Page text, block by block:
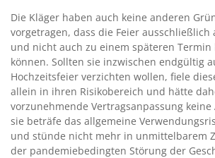
Die Kläger haben auch keine anderen
vorgetragen, dass die Feier ausschließlich
und nicht auch zu einem späteren
können. Sollten sie inzwischen endgültig
Hochzeitsfeier verzichten wollen, fiele
allein in ihren Risikobereich und hätte
vorzunehmende Vertragsanpassung
sie beträfe das allgemeine
und stünde nicht mehr in unmittelbarem
der pandemiebedingten Störung der